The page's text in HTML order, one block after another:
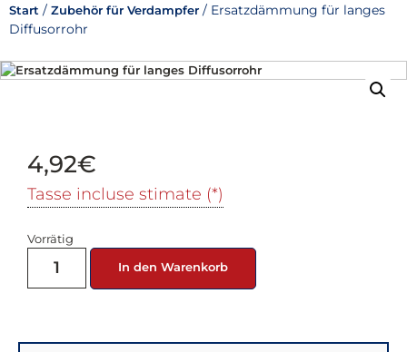
Start / Zubehör für Verdampfer / Ersatzdämmung für langes
Diffusorrohr
4,92€
Tasse incluse stimate (*)
Vorrätig
In den Warenkorb